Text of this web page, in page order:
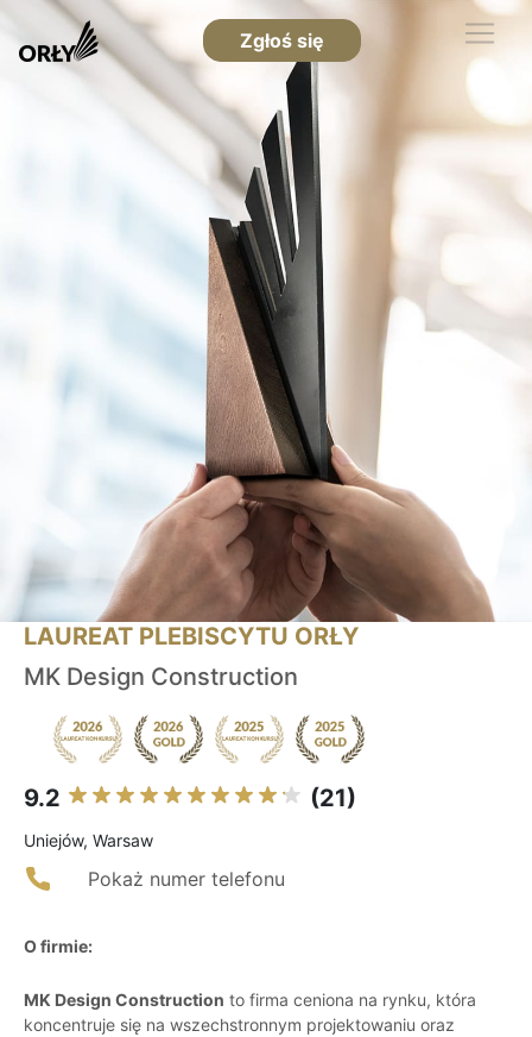
Zgłoś się
LAUREAT PLEBISCYTU ORŁY
MK Design Construction
9.2 (21)
Uniejów, Warsaw
Pokaż numer telefonu
O firmie:
MK Design Construction to firma ceniona na rynku, która
koncentruje się na wszechstronnym projektowaniu oraz